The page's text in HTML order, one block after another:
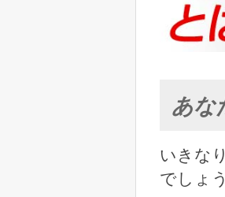
あな
いきな
でしょ